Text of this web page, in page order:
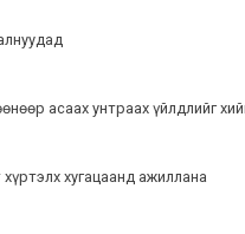
асаах унтраах үйлдлийг
хугацаанд ажиллана